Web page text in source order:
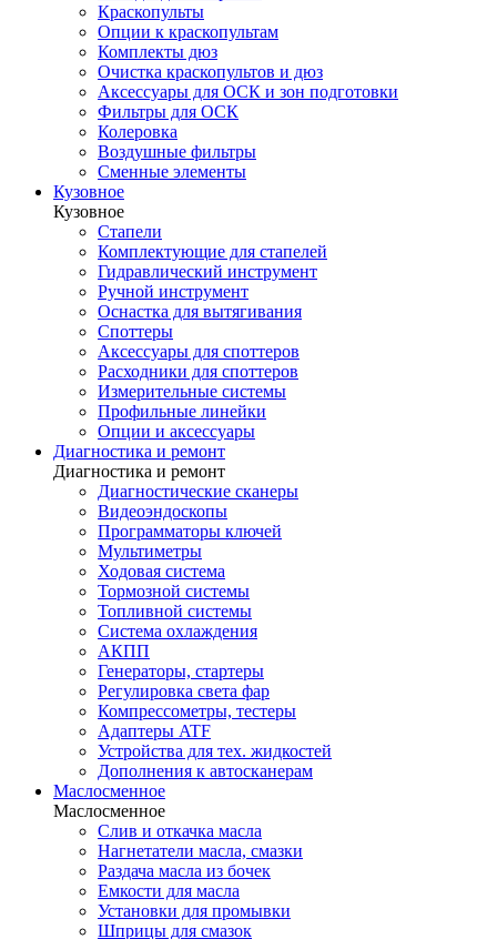
Краскопульты
Опции к краскопультам
Комплекты дюз
Очистка краскопультов и дюз
Аксессуары для ОСК и зон подготовки
Фильтры для ОСК
Колеровка
Воздушные фильтры
Сменные элементы
Кузовное
Кузовное
Стапели
Комплектующие для стапелей
Гидравлический инструмент
Ручной инструмент
Оснастка для вытягивания
Споттеры
Аксессуары для споттеров
Расходники для споттеров
Измерительные системы
Профильные линейки
Опции и аксессуары
Диагностика и ремонт
Диагностика и ремонт
Диагностические сканеры
Видеоэндоскопы
Программаторы ключей
Мультиметры
Ходовая система
Тормозной системы
Топливной системы
Система охлаждения
АКПП
Генераторы, стартеры
Регулировка света фар
Компрессометры, тестеры
Адаптеры ATF
Устройства для тех. жидкостей
Дополнения к автосканерам
Маслосменное
Маслосменное
Слив и откачка масла
Нагнетатели масла, смазки
Раздача масла из бочек
Емкости для масла
Установки для промывки
Шприцы для смазок